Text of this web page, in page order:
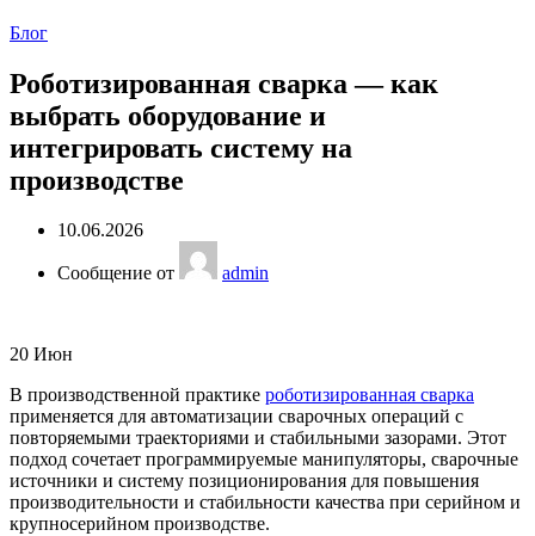
Блог
Роботизированная сварка — как
выбрать оборудование и
интегрировать систему на
производстве
10.06.2026
Сообщение от admin
20 Июн
В производственной практике роботизированная сварка
применяется для автоматизации сварочных операций с
повторяемыми траекториями и стабильными зазорами. Этот
подход сочетает программируемые манипуляторы, сварочные
источники и систему позиционирования для повышения
производительности и стабильности качества при серийном и
крупносерийном производстве.